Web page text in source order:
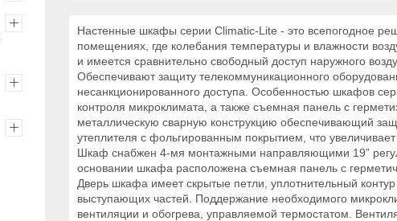
Настенные шкафы серии Climatic-Lite - это всепогодное
помещениях, где колебания температуры и влажности
и имеется сравнительно свободный доступ наружного
Обеспечивают защиту телекоммуникационного
несанкционированного доступа. Особенностью шкафов
контроля микроклимата, а также съемная панель с
металлическую сварную конструкцию обеспечивающий
утеплителя с фольгированным покрытием, что
Шкаф снабжен 4-мя монтажными направляющими 19”
основании шкафа расположена съемная панель с
Дверь шкафа имеет скрытые петли, уплотнительный
выступающих частей. Поддержание необходимого
вентиляции и обогрева, управляемой термостатом.